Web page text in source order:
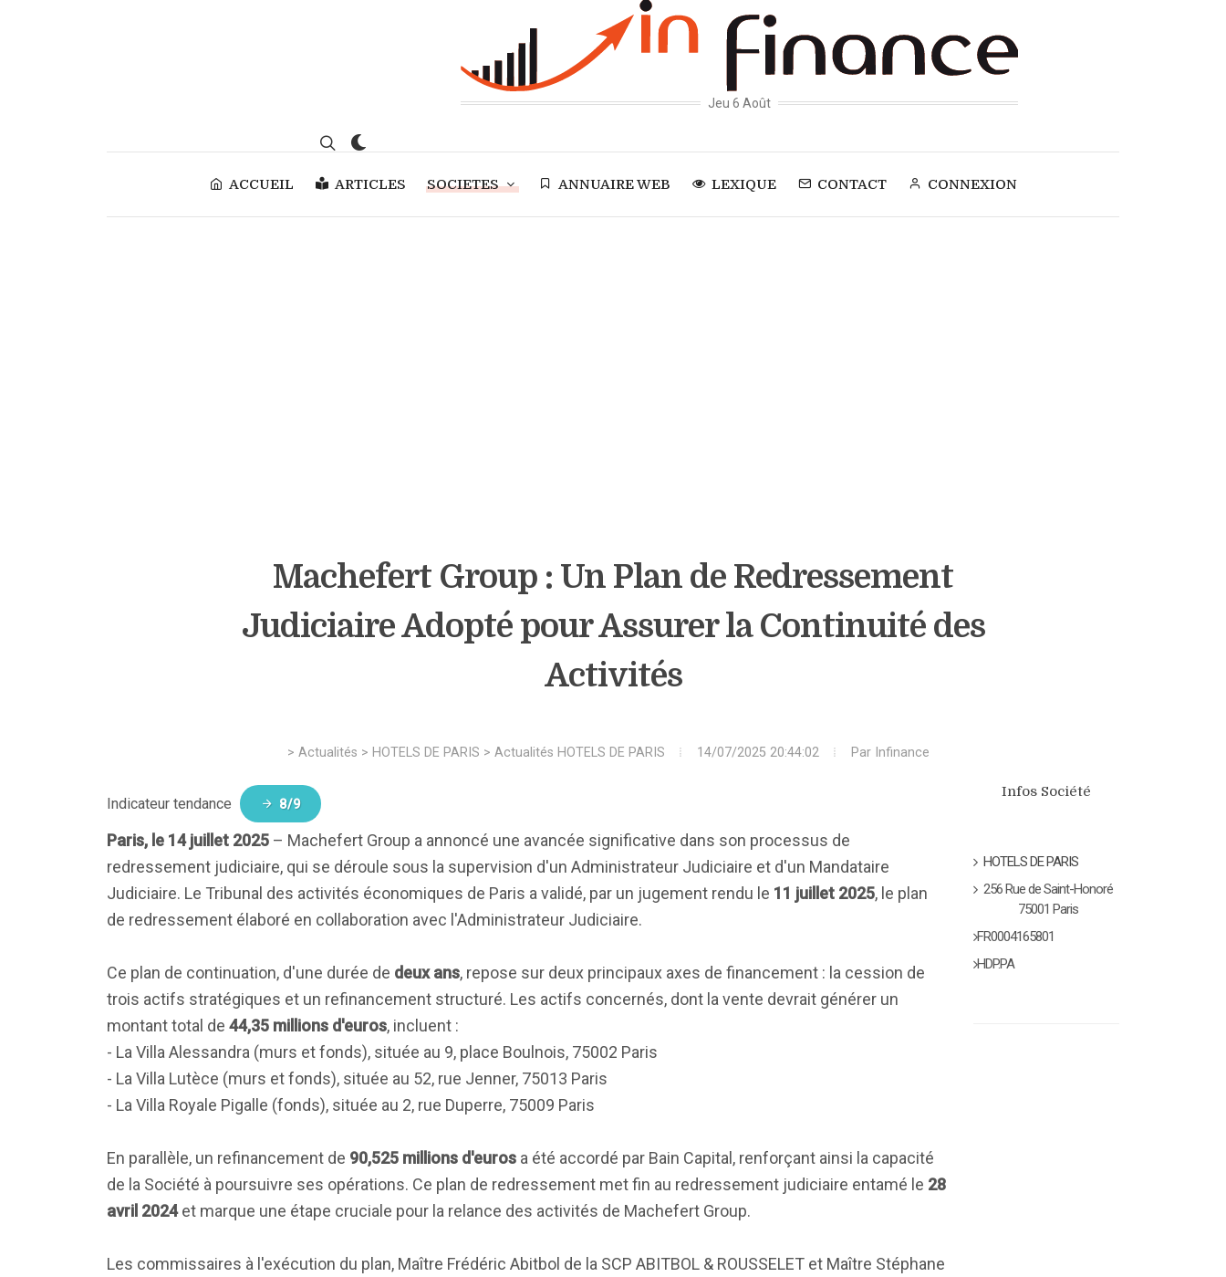
Jeu 6 Août
ACCUEIL ARTICLES SOCIETES ANNUAIRE WEB LEXIQUE CONTACT CONNEXION
Machefert Group : Un Plan de Redressement
Judiciaire Adopté pour Assurer la Continuité des
Activités
> Actualités > HOTELS DE PARIS > Actualités HOTELS DE PARIS 14/07/2025 20:44:02 Par Infinance
Indicateur tendance 8/9
Paris, le 14 juillet 2025 – Machefert Group a annoncé une avancée significative dans son processus de
redressement judiciaire, qui se déroule sous la supervision d'un Administrateur Judiciaire et d'un Mandataire
Judiciaire. Le Tribunal des activités économiques de Paris a validé, par un jugement rendu le 11 juillet 2025, le plan
de redressement élaboré en collaboration avec l'Administrateur Judiciaire.
Ce plan de continuation, d'une durée de deux ans, repose sur deux principaux axes de financement : la cession de
trois actifs stratégiques et un refinancement structuré. Les actifs concernés, dont la vente devrait générer un
montant total de 44,35 millions d'euros, incluent :
- La Villa Alessandra (murs et fonds), située au 9, place Boulnois, 75002 Paris
- La Villa Lutèce (murs et fonds), située au 52, rue Jenner, 75013 Paris
- La Villa Royale Pigalle (fonds), située au 2, rue Duperre, 75009 Paris
En parallèle, un refinancement de 90,525 millions d'euros a été accordé par Bain Capital, renforçant ainsi la capacité
de la Société à poursuivre ses opérations. Ce plan de redressement met fin au redressement judiciaire entamé le 28
avril 2024et marque une étape cruciale pour la relance des activités de Machefert Group.
Les commissaires à l'exécution du plan, Maître Frédéric Abitbol de la SCP ABITBOL & ROUSSELET et Maître Stéphane
Infos Société
HOTELS DE PARIS
256 Rue de Saint-Honoré
75001 Paris
FR0004165801
HDP.PA